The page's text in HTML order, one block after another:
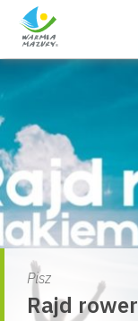
Skip
Pisz
Rajd